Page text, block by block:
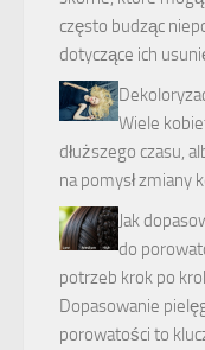
często budząc
dotyczące ich
Wiele
dłuższego czasu,
na pomysł zmiany
Jak
do
potrzeb krok po
Dopasowanie
porowatości to